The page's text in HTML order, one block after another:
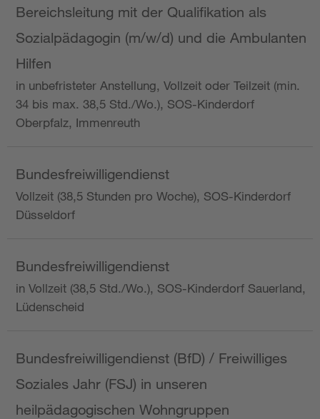
Bereichsleitung mit der Qualifikation als
Sozialpädagogin (m/w/d) und die Ambulanten
Hilfen
in unbefristeter Anstellung, Vollzeit oder Teilzeit (min.
34 bis max. 38,5 Std./Wo.), SOS-Kinderdorf
Oberpfalz, Immenreuth
Bundesfreiwilligendienst
Vollzeit (38,5 Stunden pro Woche), SOS-Kinderdorf
Düsseldorf
Bundesfreiwilligendienst
in Vollzeit (38,5 Std./Wo.), SOS-Kinderdorf Sauerland,
Lüdenscheid
Bundesfreiwilligendienst (BfD) / Freiwilliges
Soziales Jahr (FSJ) in unseren
heilpädagogischen Wohngruppen